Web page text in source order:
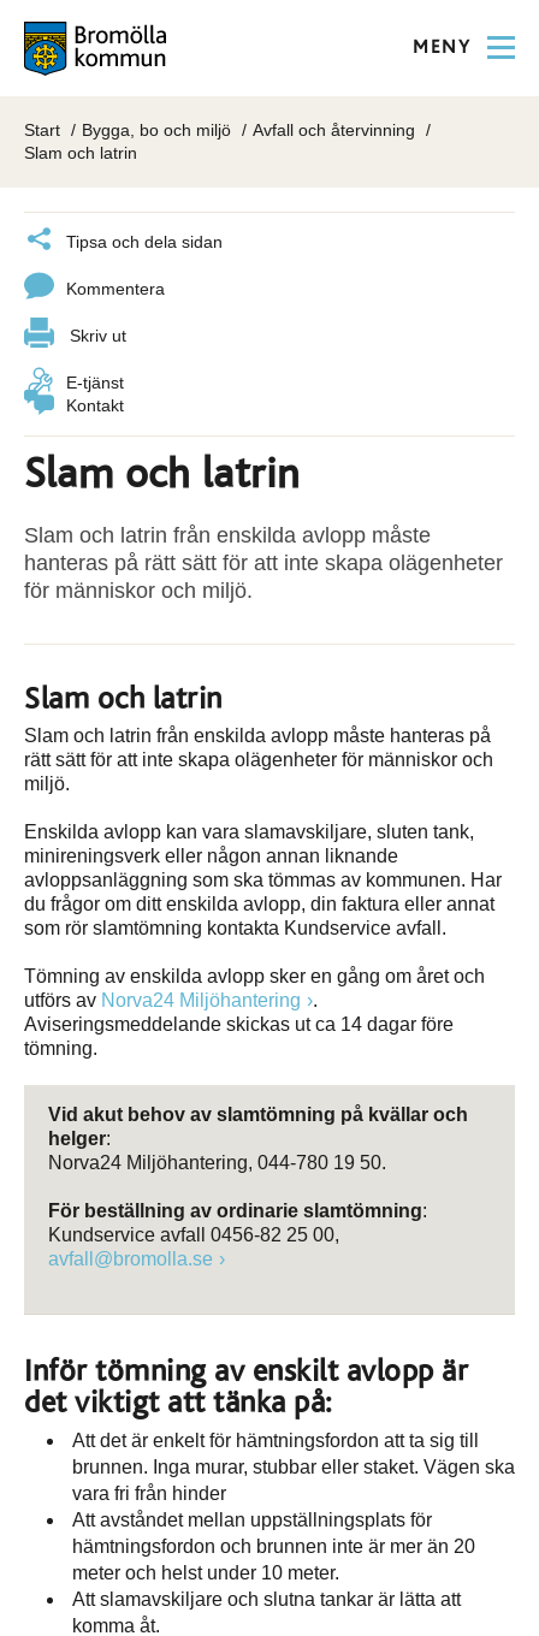
MENY
Start Bygga, bo och miljö
Avfall och återvinning
Slam och latrin
Tipsa och dela sidan
Kommentera
Skriv ut
E-tjänst
Kontakt
Slam och latrin
Slam och latrin från enskilda avlopp måste
hanteras på rätt sätt för att inte skapa olägenheter
för människor och miljö.
Slam och latrin
Slam och latrin från enskilda avlopp måste hanteras på
rätt sätt för att inte skapa olägenheter för människor och
miljö.
Enskilda avlopp kan vara slamavskiljare, sluten tank,
minireningsverk eller någon annan liknande
avloppsanläggning som ska tömmas av kommunen. Har
du frågor om ditt enskilda avlopp, din faktura eller annat
som rör slamtömning kontakta Kundservice avfall.
Tömning av enskilda avlopp sker en gång om året och
utförs av Norva24 Miljöhantering
.
Aviseringsmeddelande skickas ut ca 14 dagar före
tömning.
Vid akut behov av slamtömning på kvällar och
helger:
Norva24 Miljöhantering, 044-780 19 50.
För beställning av ordinarie slamtömning:
Kundservice avfall 0456-82 25 00,
avfall@bromolla.se
Inför tömning av enskilt avlopp är
det viktigt att tänka på:
Att det är enkelt för hämtningsfordon att ta sig till
brunnen. Inga murar, stubbar eller staket. Vägen ska
vara fri från hinder
Att avståndet mellan uppställningsplats för
hämtningsfordon och brunnen inte är mer än 20
meter och helst under 10 meter.
Att slamavskiljare och slutna tankar är lätta att
komma åt.